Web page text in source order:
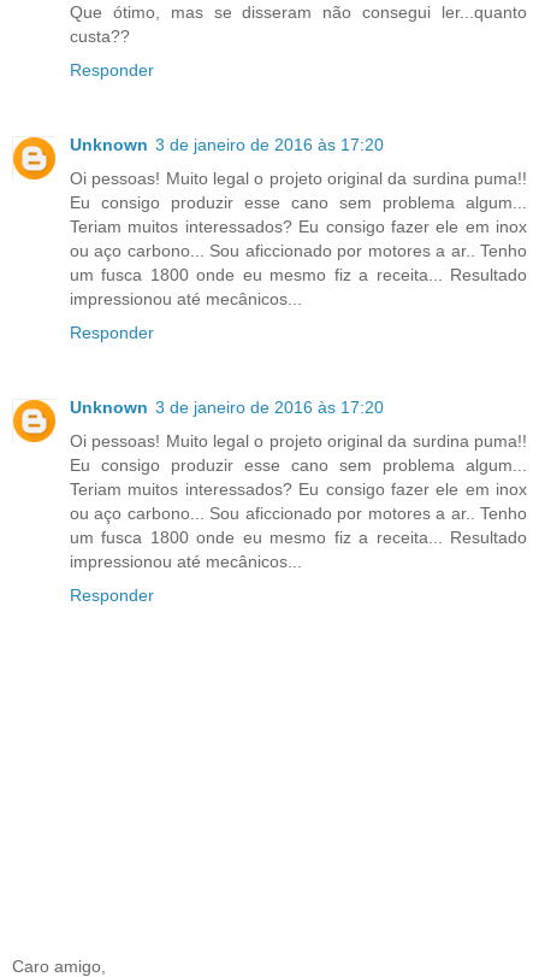
Que ótimo, mas se disseram não consegui ler...quanto
custa??
Responder
Unknown 3 de janeiro de 2016 às 17:20
Oi pessoas! Muito legal o projeto original da surdina puma!!
Eu consigo produzir esse cano sem problema algum...
Teriam muitos interessados? Eu consigo fazer ele em inox
ou aço carbono... Sou aficcionado por motores a ar.. Tenho
um fusca 1800 onde eu mesmo fiz a receita... Resultado
impressionou até mecânicos...
Responder
Unknown 3 de janeiro de 2016 às 17:20
Oi pessoas! Muito legal o projeto original da surdina puma!!
Eu consigo produzir esse cano sem problema algum...
Teriam muitos interessados? Eu consigo fazer ele em inox
ou aço carbono... Sou aficcionado por motores a ar.. Tenho
um fusca 1800 onde eu mesmo fiz a receita... Resultado
impressionou até mecânicos...
Responder
Caro amigo,